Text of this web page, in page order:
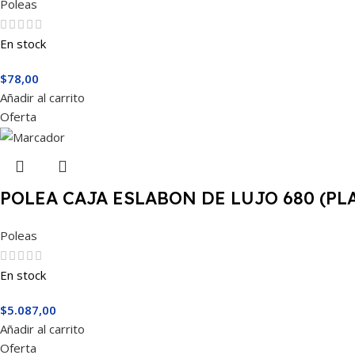
Poleas
En stock
$78,00
Añadir al carrito
Oferta
POLEA CAJA ESLABON DE LUJO 680
Poleas
En stock
$5.087,00
Añadir al carrito
Oferta